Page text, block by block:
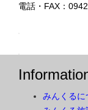
電話・FAX：
みんくるに